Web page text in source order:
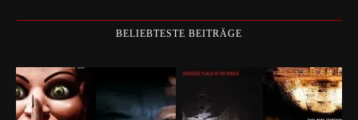
BELIEBTESTE BEITRÄGE